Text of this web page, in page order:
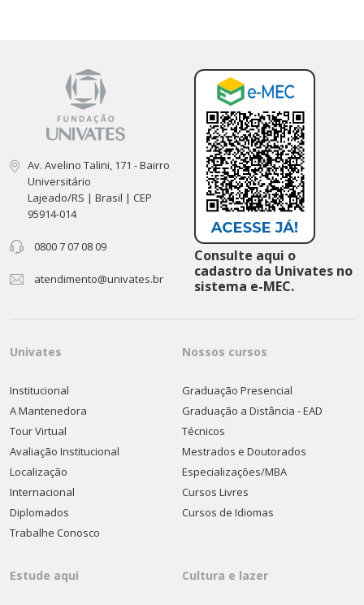
Av. Avelino Talini, 171 - Bairro
Universitário
Lajeado/RS | Brasil | CEP
95914-014
0800 7 07 08 09
atendimento@univates.br
Consulte aqui o
cadastro da Univates no
sistema e-MEC.
Univates
Institucional
A Mantenedora
Tour Virtual
Avaliação Institucional
Localização
Internacional
Diplomados
Trabalhe Conosco
Nossos cursos
Graduação Presencial
Graduação a Distância - EAD
Técnicos
Mestrados e Doutorados
Especializações/MBA
Cursos Livres
Cursos de Idiomas
Estude aqui Cultura e lazer